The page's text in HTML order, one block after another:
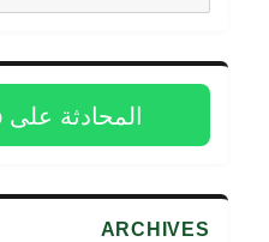
عن:
المحادثة على WhatsApp
ARCHIVES